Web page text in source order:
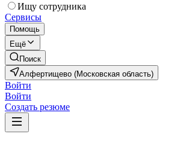
Ищу сотрудника
Сервисы
Помощь
Ещё
Поиск
Алфертищево (Московская область)
Войти
Войти
Создать резюме